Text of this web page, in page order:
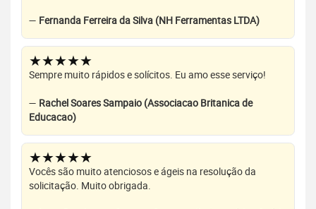
— Fernanda Ferreira da Silva (NH Ferramentas LTDA)
★★★★★
Sempre muito rápidos e solícitos. Eu amo esse serviço!
— Rachel Soares Sampaio (Associacao Britanica de
Educacao)
★★★★★
Vocês são muito atenciosos e ágeis na resolução da
solicitação. Muito obrigada.